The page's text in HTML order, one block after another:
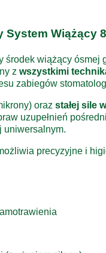
Wiążący
środek wiążący ósmej
z wszystkimi
zabiegów
oraz stałej sile
uzupełnień
uniwersalnym.
precyzyjne i